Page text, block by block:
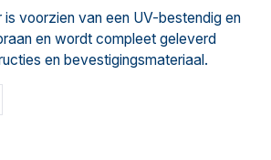
voorzien van een UV-bestendig en
en wordt compleet geleverd
en bevestigingsmateriaal.